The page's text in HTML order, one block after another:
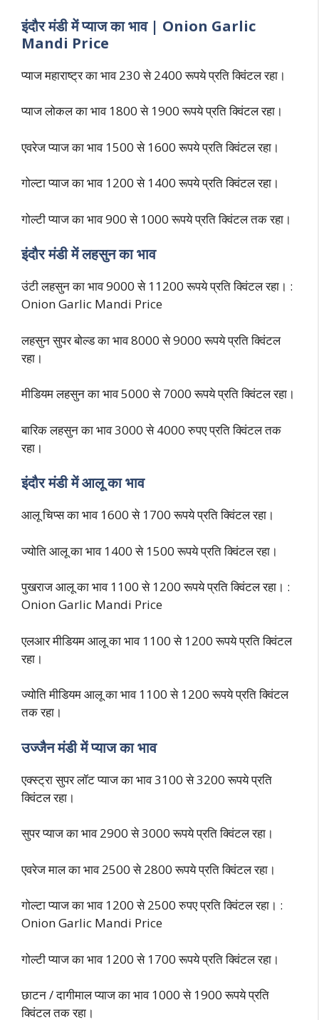
इंदौर मंडी में प्याज का भाव | Onion Garlic
Mandi Price
प्याज महाराष्ट्र का भाव 230 से 2400 रूपये प्रति क्विंटल रहा।
प्याज लोकल का भाव 1800 से 1900 रूपये प्रति क्विंटल रहा।
एवरेज प्याज का भाव 1500 से 1600 रूपये प्रति क्विंटल रहा।
गोल्टा प्याज का भाव 1200 से 1400 रूपये प्रति क्विंटल रहा।
गोल्टी प्याज का भाव 900 से 1000 रूपये प्रति क्विंटल तक रहा।
इंदौर मंडी में लहसुन का भाव
उंटी लहसुन का भाव 9000 से 11200 रूपये प्रति क्विंटल रहा। :
Onion Garlic Mandi Price
लहसुन सुपर बोल्ड का भाव 8000 से 9000 रूपये प्रति क्विंटल
रहा।
मीडियम लहसुन का भाव 5000 से 7000 रूपये प्रति क्विंटल रहा।
बारिक लहसुन का भाव 3000 से 4000 रुपए प्रति क्विंटल तक
रहा।
इंदौर मंडी में आलू का भाव
आलू चिप्स का भाव 1600 से 1700 रूपये प्रति क्विंटल रहा।
ज्योति आलू का भाव 1400 से 1500 रूपये प्रति क्विंटल रहा।
पुखराज आलू का भाव 1100 से 1200 रूपये प्रति क्विंटल रहा। :
Onion Garlic Mandi Price
एलआर मीडियम आलू का भाव 1100 से 1200 रूपये प्रति क्विंटल
रहा।
ज्योति मीडियम आलू का भाव 1100 से 1200 रूपये प्रति क्विंटल
तक रहा।
उज्जैन मंडी में प्याज का भाव
एक्स्ट्रा सुपर लॉट प्याज का भाव 3100 से 3200 रूपये प्रति
क्विंटल रहा।
सुपर प्याज का भाव 2900 से 3000 रूपये प्रति क्विंटल रहा।
एवरेज माल का भाव 2500 से 2800 रूपये प्रति क्विंटल रहा।
गोल्टा प्याज का भाव 1200 से 2500 रुपए प्रति क्विंटल रहा। :
Onion Garlic Mandi Price
गोल्टी प्याज का भाव 1200 से 1700 रूपये प्रति क्विंटल रहा।
छाटन / दागीमाल प्याज का भाव 1000 से 1900 रूपये प्रति
क्विंटल तक रहा।